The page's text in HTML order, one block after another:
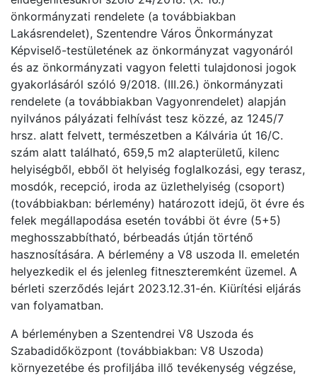
önkormányzati rendelete (a továbbiakban
Lakásrendelet), Szentendre Város Önkormányzat
Képviselő-testületének az önkormányzat vagyonáról
és az önkormányzati vagyon feletti tulajdonosi jogok
gyakorlásáról szóló 9/2018. (III.26.) önkormányzati
rendelete (a továbbiakban Vagyonrendelet) alapján
nyilvános pályázati felhívást tesz közzé, az 1245/7
hrsz. alatt felvett, természetben a Kálvária út 16/C.
szám alatt található, 659,5 m2 alapterületű, kilenc
helyiségből, ebből öt helyiség foglalkozási, egy terasz,
mosdók, recepció, iroda az üzlethelyiség (csoport)
(továbbiakban: bérlemény) határozott idejű, öt évre és
felek megállapodása esetén további öt évre (5+5)
meghosszabbítható, bérbeadás útján történő
hasznosítására. A bérlemény a V8 uszoda II. emeletén
helyezkedik el és jelenleg fitneszteremként üzemel. A
bérleti szerződés lejárt 2023.12.31-én. Kiürítési eljárás
van folyamatban.
A bérleményben a Szentendrei V8 Uszoda és
Szabadidőközpont (továbbiakban: V8 Uszoda)
környezetébe és profiljába illő tevékenység végzése,